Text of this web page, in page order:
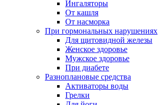
Ингаляторы
От кашля
От насморка
При гормональных нарушениях
Для щитовидной железы
Женское здоровье
Мужское здоровье
При диабете
Разноплановые средства
Активаторы воды
Грелки